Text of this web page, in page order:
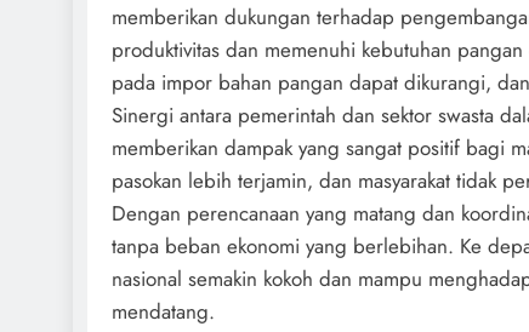
memberikan dukungan terhadap
produktivitas dan memenuhi kebutuhan
pada impor bahan pangan dapat dikurangi,
Sinergi antara pemerintah dan sektor swasta
memberikan dampak yang sangat positif bagi
pasokan lebih terjamin, dan masyarakat tidak
Dengan perencanaan yang matang dan
tanpa beban ekonomi yang berlebihan. Ke
nasional semakin kokoh dan mampu
mendatang.